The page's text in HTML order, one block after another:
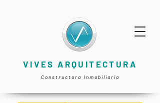
VIVES ARQUITECTURA
Constructora Inmobiliaria